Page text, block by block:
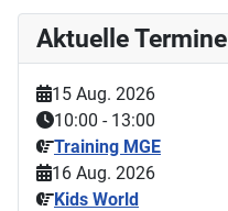
Aktuelle Termine
15 Aug. 2026
10:00 - 13:00
Training MGE
16 Aug. 2026
Kids World